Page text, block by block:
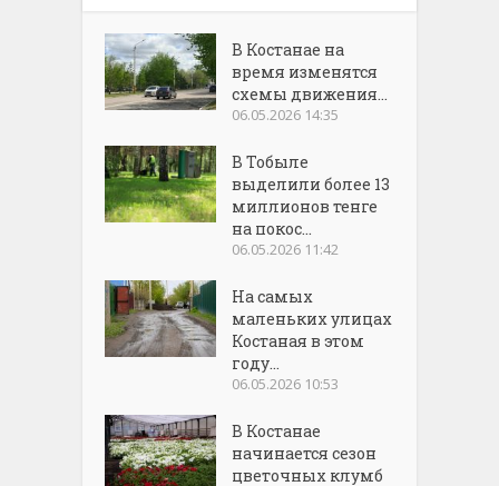
В Костанае на
время изменятся
схемы движения...
06.05.2026 14:35
В Тобыле
выделили более 13
миллионов тенге
на покос...
06.05.2026 11:42
На самых
маленьких улицах
Костаная в этом
году...
06.05.2026 10:53
В Костанае
начинается сезон
цветочных клумб